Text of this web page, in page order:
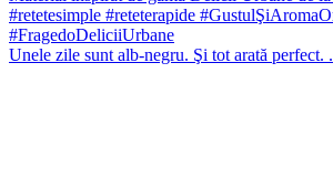
Unele zile sunt alb-negru. Şi tot arată perfect. .